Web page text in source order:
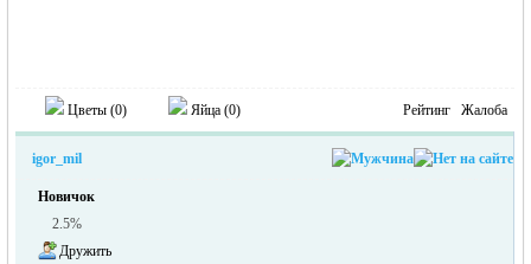
Цветы (0) Яйца (0) Рейтинг Жалоба
igor_mil
Новичок
2.5%
Дружить